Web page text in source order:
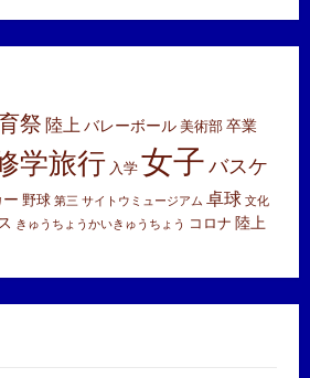
祭 陸上バレーボール 美術部 卒業
学旅行 入学 女子バスケ
野球 第三 サイトウミュージアム 卓球 文化
きゅうちょうかいきゅうちょう コロナ 陸上